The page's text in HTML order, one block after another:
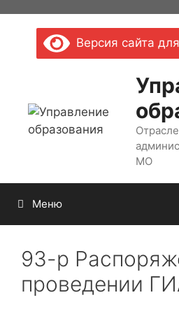
содержимомуВерсия сайта
МО
Меню
93-р
проведении